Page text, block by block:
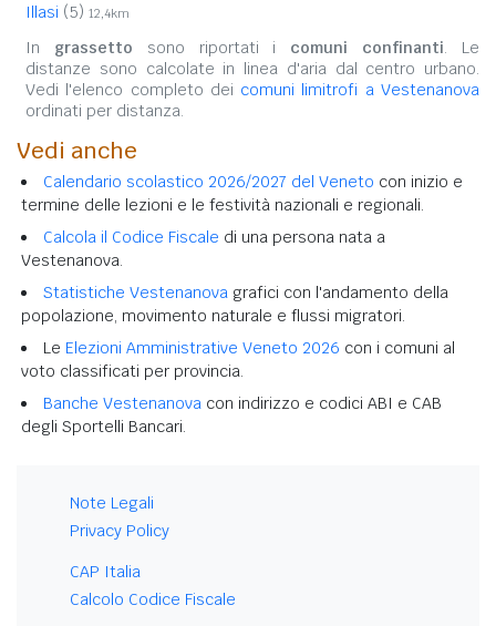
Illasi (5) 12,4km
In grassetto sono riportati i comuni confinanti. Le
distanze sono calcolate in linea d'aria dal centro urbano.
Vedi l'elenco completo dei comuni limitrofi a Vestenanova
ordinati per distanza.
Vedi anche
Calendario scolastico 2026/2027 del Veneto con inizio e
termine delle lezioni e le festività nazionali e regionali.
Calcola il Codice Fiscale di una persona nata a
Vestenanova.
Statistiche Vestenanova grafici con l'andamento della
popolazione, movimento naturale e flussi migratori.
Le Elezioni Amministrative Veneto 2026 con i comuni al
voto classificati per provincia.
Banche Vestenanova con indirizzo e codici ABI e CAB
degli Sportelli Bancari.
Note Legali
Privacy Policy
CAP Italia
Calcolo Codice Fiscale